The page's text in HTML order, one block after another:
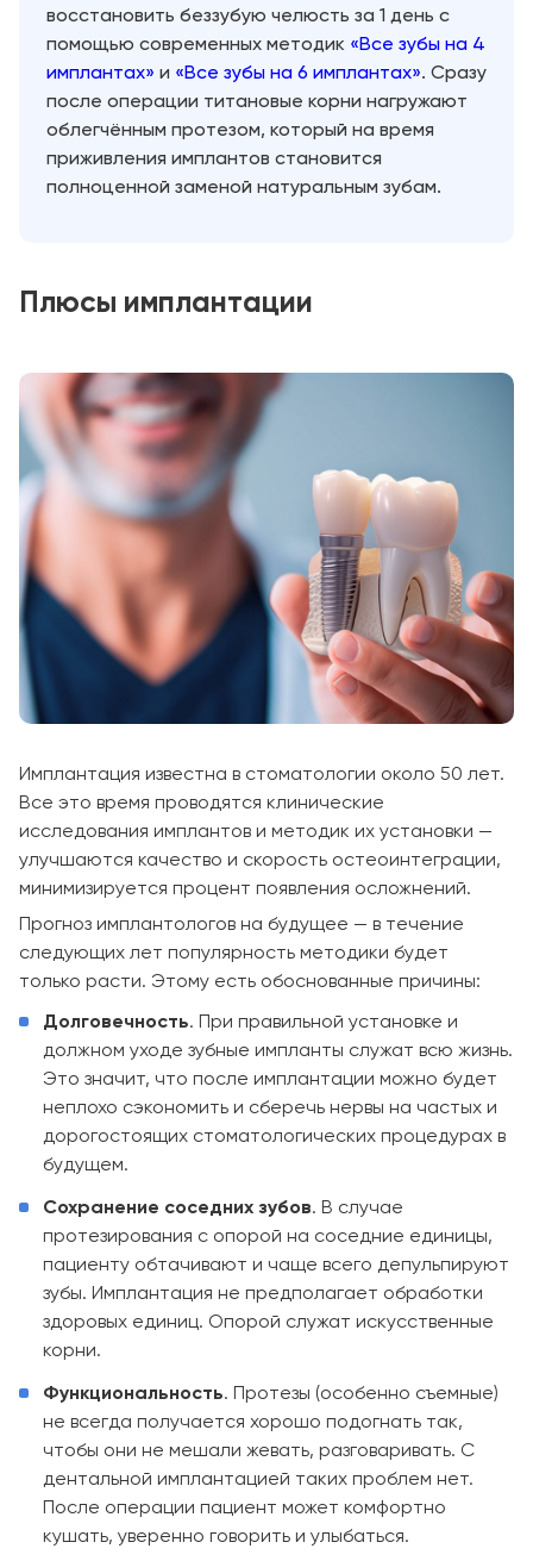
восстановить беззубую челюсть за 1 день с
помощью современных методик «Все зубы на 4
имплантах» и «Все зубы на 6 имплантах». Сразу
после операции титановые корни нагружают
облегчённым протезом, который на время
приживления имплантов становится
полноценной заменой натуральным зубам.
Плюсы имплантации
Имплантация известна в стоматологии около 50 лет.
Все это время проводятся клинические
исследования имплантов и методик их установки —
улучшаются качество и скорость остеоинтеграции,
минимизируется процент появления осложнений.
Прогноз имплантологов на будущее — в течение
следующих лет популярность методики будет
только расти. Этому есть обоснованные причины:
Долговечность. При правильной установке и
должном уходе зубные импланты служат всю жизнь.
Это значит, что после имплантации можно будет
неплохо сэкономить и сберечь нервы на частых и
дорогостоящих стоматологических процедурах в
будущем.
Сохранение соседних зубов. В случае
протезирования с опорой на соседние единицы,
пациенту обтачивают и чаще всего депульпируют
зубы. Имплантация не предполагает обработки
здоровых единиц. Опорой служат искусственные
корни.
Функциональность. Протезы (особенно съемные)
не всегда получается хорошо подогнать так,
чтобы они не мешали жевать, разговаривать. С
дентальной имплантацией таких проблем нет.
После операции пациент может комфортно
кушать, уверенно говорить и улыбаться.